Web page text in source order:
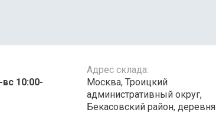
10:00-
Адрес склада:
Москва, Троицкий
административный округ,
Бекасовский район, деревня